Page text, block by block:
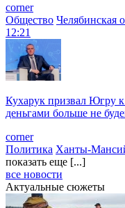
corner
Общество Челябинская
12:21
Кухарук призвал Югру
деньгами больше не
corner
Политика Ханты-
показать еще [...]
все новости
Актуальные сюжеты